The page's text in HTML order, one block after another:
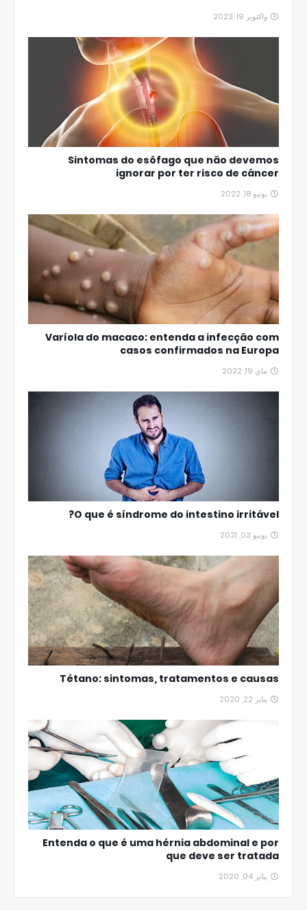
واكتوبر 19, 2023
Sintomas do esôfago que não devemos
ignorar por ter risco de câncer
يونيو 18, 2022
Varíola do macaco: entenda a infecção com
casos confirmados na Europa
ماي 19, 2022
O que é síndrome do intestino irritável?
يونيو 03, 2021
Tétano: sintomas, tratamentos e causas
يناير 22, 2020
Entenda o que é uma hérnia abdominal e por
que deve ser tratada
يناير 04, 2020